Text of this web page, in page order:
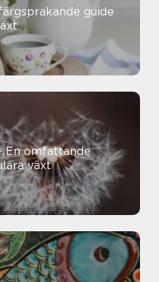
guide
En omfattande
växt